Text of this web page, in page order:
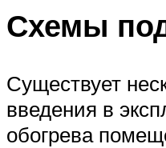
Схемы
Существует
введения в
обогрева